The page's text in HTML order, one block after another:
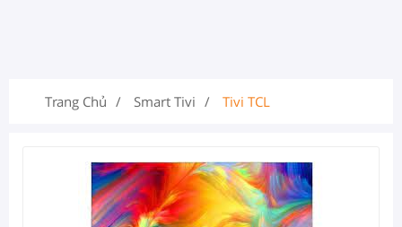
Trang Chủ Smart Tivi Tivi TCL